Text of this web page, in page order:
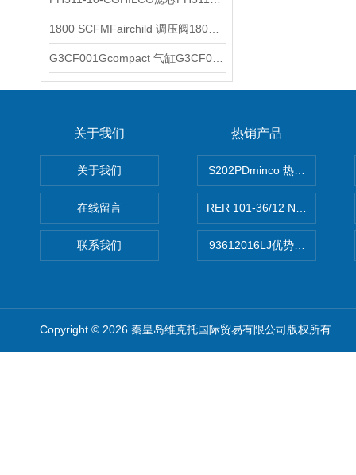
关于我们
关于我们
在线留言
联系我们
热销产品
S202PDminco 热电阻
RER 101-36/12 NHH离心
93612016LJ优势供应美国
Copyright © 2026 秦皇岛维克托国际贸易有限公司版权所有